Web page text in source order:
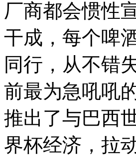
厂商都会惯性
干成，每个啤
同行，从不错
前最为急吼吼
推出了与巴西
界杯经济，拉